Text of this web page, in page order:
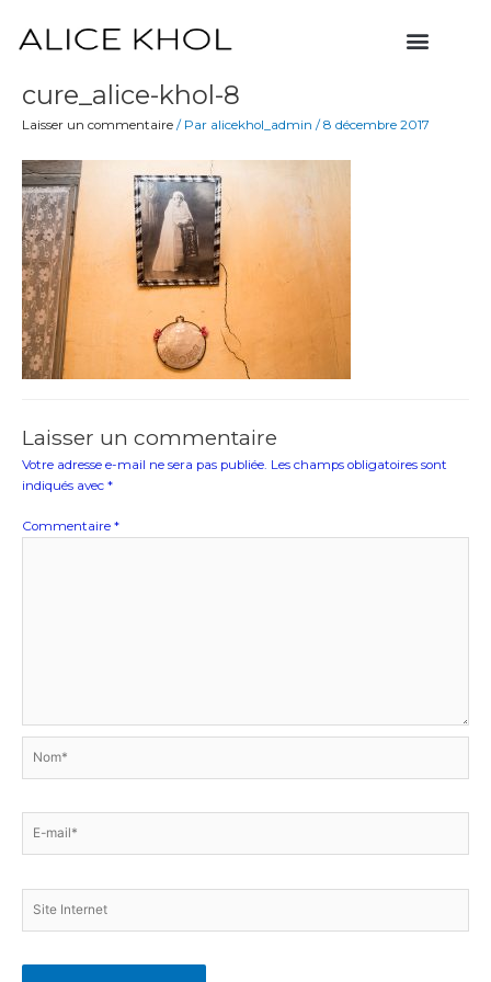
contenu
Menu
cure_alice-khol-8
Laisser un commentaire / Par alicekhol_admin /8 décembre 2017
Laisser un commentaire
Votre adresse e-mail ne sera pas publiée. Les champs obligatoires sont
indiqués avec *
Commentaire *
mail*
Internet